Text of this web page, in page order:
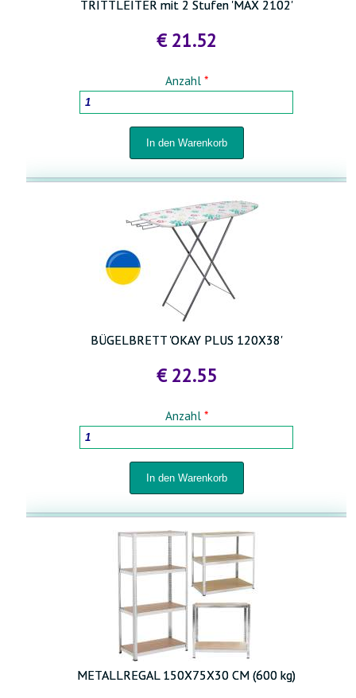
TRITTLEITER mit 2 Stufen 'MAX 2102'
€ 21.52
Anzahl *
BÜGELBRETT 'OKAY PLUS 120X38'
€ 22.55
Anzahl *
METALLREGAL 150X75X30 CM (600 kg)